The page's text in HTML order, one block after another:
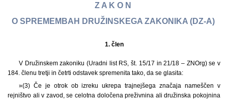
Z A K O N
O SPREMEMBAH DRUŽINSKEGA ZAKONIKA (DZ-A)
1. člen
V Družinskem zakoniku (Uradni list RS, št. 15/17 in 21/18 – ZNOrg) se v
184. členu tretji in četrti odstavek spremenita tako, da se glasita:
»(3) Če je otrok ob izreku ukrepa trajnejšega značaja nameščen v
rejništvo ali v zavod, se celotna določena preživnina ali družinska pokojnina